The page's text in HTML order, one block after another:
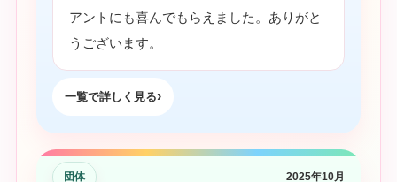
アントにも喜んでもらえました。ありがと
うございます。
一覧で詳しく見る
団体 2025年10月